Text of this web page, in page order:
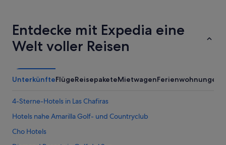
Entdecke mit Expedia eine
Welt voller Reisen
UnterkünfteFlügeReisepaketeMietwagenFerienwohnungen
4-Sterne-Hotels in Las Chafiras
Hotels nahe Amarilla Golf- und Countryclub
Cho Hotels